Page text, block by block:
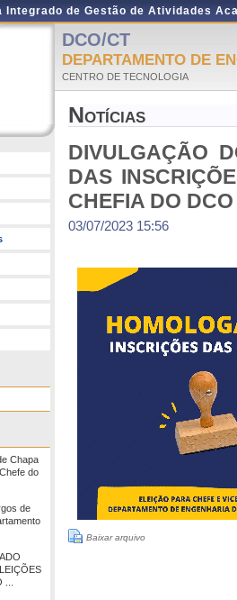
Integrado de Gestão de Atividades
Chapa
do
de
DCO/CT
DEPARTAMENTO DE
CENTRO DE TECNOLOGIA
Notícias
DIVULGAÇÃO
DAS
CHEFIA DO DCO
03/07/2023 15:56
Baixar arquivo